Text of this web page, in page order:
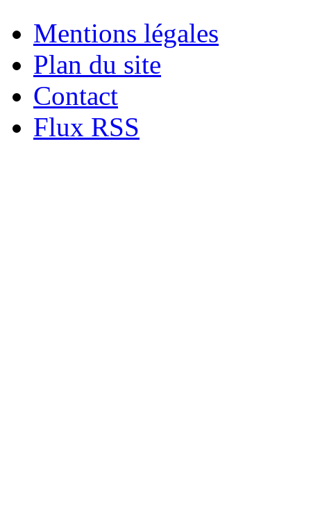
Mentions légales
Plan du site
Contact
Flux RSS